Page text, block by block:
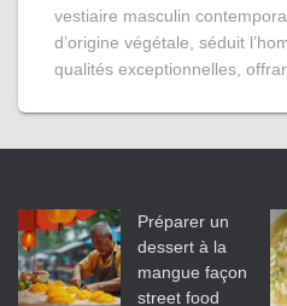
vestiaire masculin
d’origine végétale, séduit
qualités exceptionnelles,
Préparer un
dessert à la
mangue façon
street food